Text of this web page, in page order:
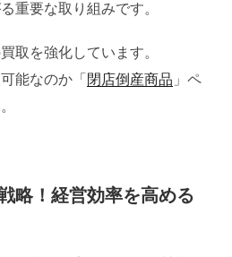
重要な取り組みです。
取を強化しています。
能なのか「 閉店倒産商品 」ペ
略！経営効率を高める